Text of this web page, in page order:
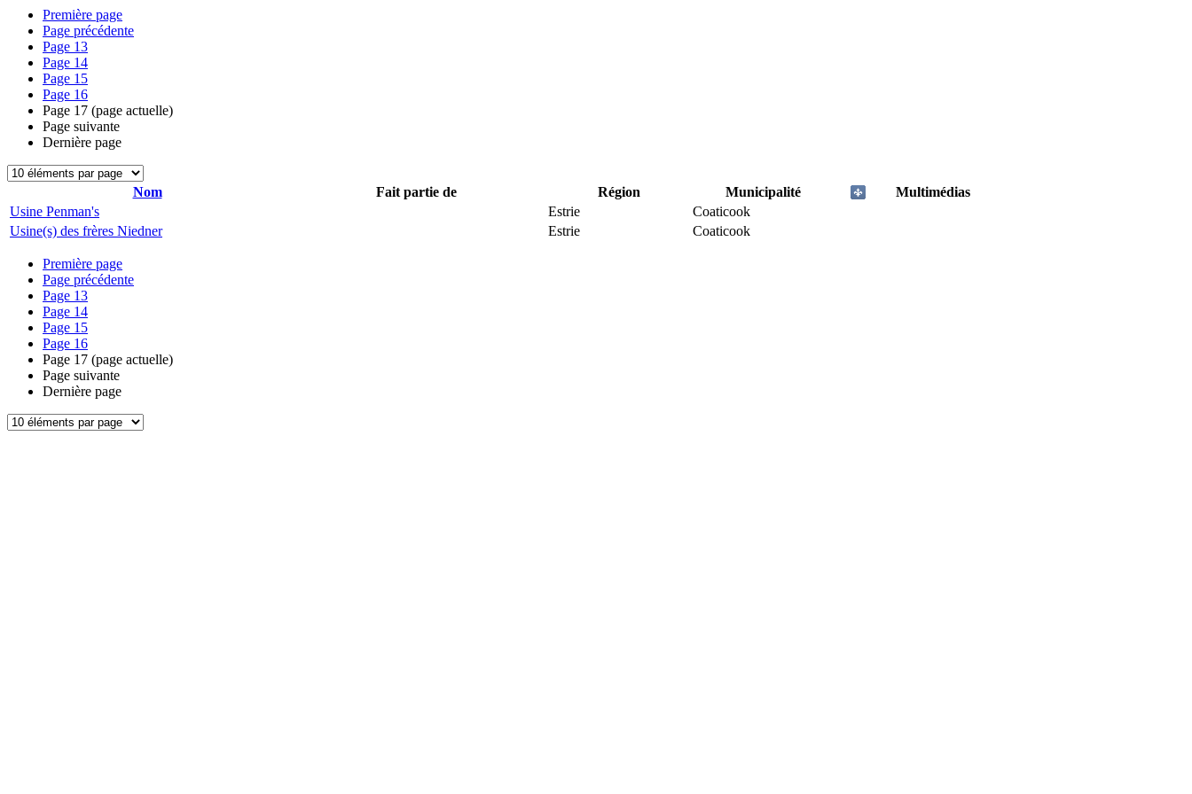
Première page
Page précédente
Page 13
Page 14
Page 15
Page 16
Page 17 (page actuelle)
Page suivante
Dernière page
Nom Fait partie de Région Municipalité
Multimédias
Usine Penman's
Estrie
Coaticook
Usine(s) des frères Niedner
Estrie Coaticook
Première page
Page précédente
Page 13
Page 14
Page 15
Page 16
Page 17 (page actuelle)
Page suivante
Dernière page